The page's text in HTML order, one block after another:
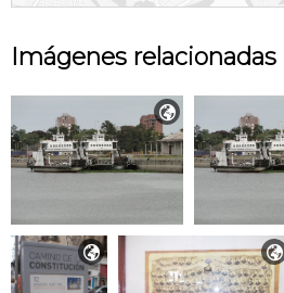
Imágenes relacionadas

 